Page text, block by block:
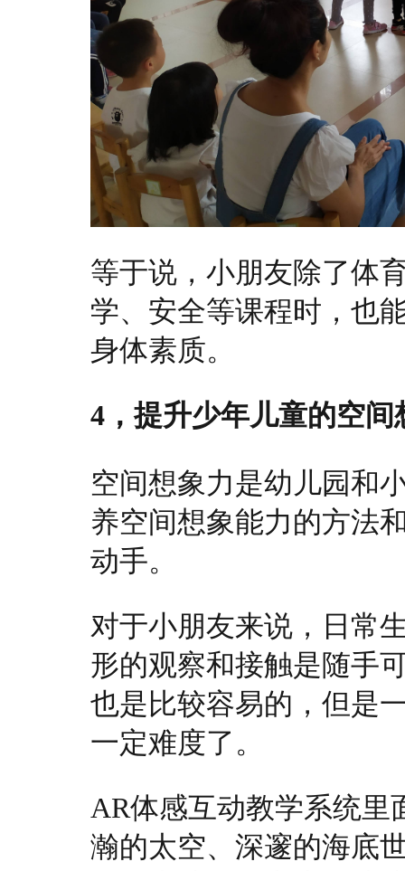
等于说，小朋友除了体
学、安全等课程时，也
身体素质。
4，提升少年儿童的空间
空间想象力是幼儿园和
养空间想象能力的方法
动手。
对于小朋友来说，日常
形的观察和接触是随手
也是比较容易的，但是
一定难度了。
AR体感互动教学系统里
瀚的太空、深邃的海底